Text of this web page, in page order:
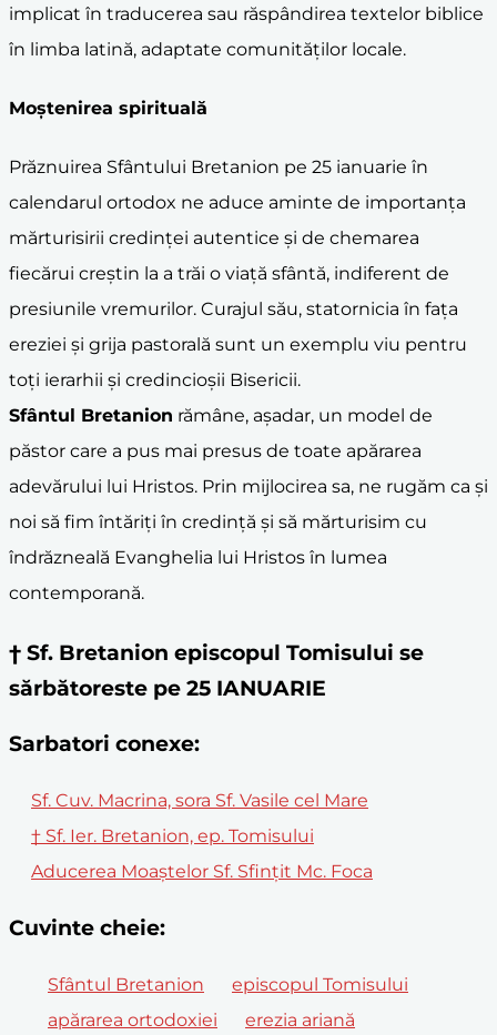
implicat în traducerea sau răspândirea textelor biblice
în limba latină, adaptate comunităților locale.
Moștenirea spirituală
Prăznuirea Sfântului Bretanion pe 25 ianuarie în
calendarul ortodox ne aduce aminte de importanța
mărturisirii credinței autentice și de chemarea
fiecărui creștin la a trăi o viață sfântă, indiferent de
presiunile vremurilor. Curajul său, statornicia în fața
ereziei și grija pastorală sunt un exemplu viu pentru
toți ierarhii și credincioșii Bisericii.
Sfântul Bretanion rămâne, așadar, un model de
păstor care a pus mai presus de toate apărarea
adevărului lui Hristos. Prin mijlocirea sa, ne rugăm ca și
noi să fim întăriți în credință și să mărturisim cu
îndrăzneală Evanghelia lui Hristos în lumea
contemporană.
† Sf. Bretanion episcopul Tomisului se
sărbătoreste pe 25 IANUARIE
Sarbatori conexe:
Sf. Cuv. Macrina, sora Sf. Vasile cel Mare
† Sf. Ier. Bretanion, ep. Tomisului
Aducerea Moaștelor Sf. Sfințit Mc. Foca
Cuvinte cheie:
Sfântul Bretanion
episcopul Tomisului
apărarea ortodoxiei
erezia ariană